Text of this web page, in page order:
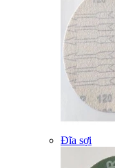
Đĩa sợi